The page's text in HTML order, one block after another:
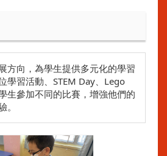
方向，為學生提供多元化的學習
學習活動、STEM Day、Lego
生參加不同的比賽，增強他們的